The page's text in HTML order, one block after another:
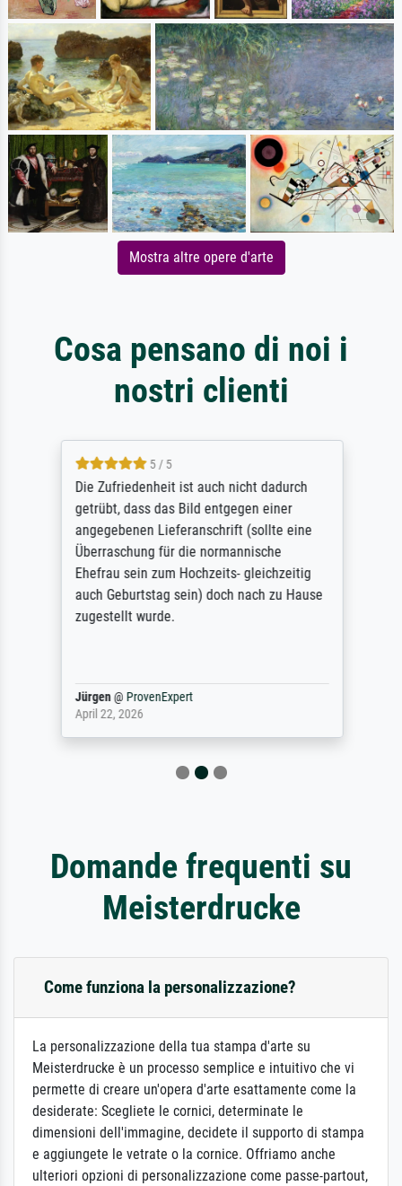
Mostra altre opere d'arte
Cosa pensano di noi i
nostri clienti
5 / 5
Die Zufriedenheit ist auch nicht dadurch
getrübt, dass das Bild entgegen einer
angegebenen Lieferanschrift (sollte eine
Überraschung für die normannische
Ehefrau sein zum Hochzeits- gleichzeitig
auch Geburtstag sein) doch nach zu Hause
zugestellt wurde.
Jürgen@ ProvenExpert
April 22, 2026
Domande frequenti su
Meisterdrucke
Come funziona la personalizzazione?
La personalizzazione della tua stampa d'arte su
Meisterdrucke è un processo semplice e intuitivo che vi
permette di creare un'opera d'arte esattamente come la
desiderate: Scegliete le cornici, determinate le
dimensioni dell'immagine, decidete il supporto di stampa
e aggiungete le vetrate o la cornice. Offriamo anche
ulteriori opzioni di personalizzazione come passe-partout,